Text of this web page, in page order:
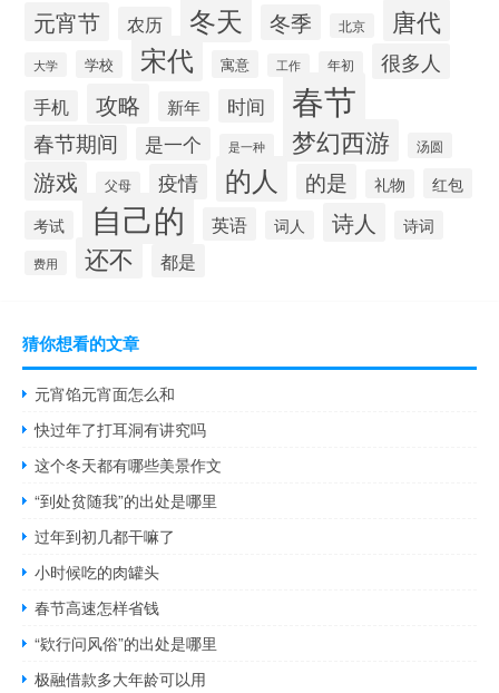
元宵节 农历 冬天 冬季 北京 唐代
大学 学校 宋代 寓意 工作 年初 很多人
手机 攻略 新年 时间 春节
春节期间 是一个 是一种 梦幻西游 汤圆
游戏 父母 疫情 的人 的是 礼物 红包
考试 自己的 英语 词人 诗人 诗词
费用 还不 都是
猜你想看的文章
元宵馅元宵面怎么和
快过年了打耳洞有讲究吗
这个冬天都有哪些美景作文
“到处贫随我”的出处是哪里
过年到初几都干嘛了
小时候吃的肉罐头
春节高速怎样省钱
“欵行问风俗”的出处是哪里
极融借款多大年龄可以用